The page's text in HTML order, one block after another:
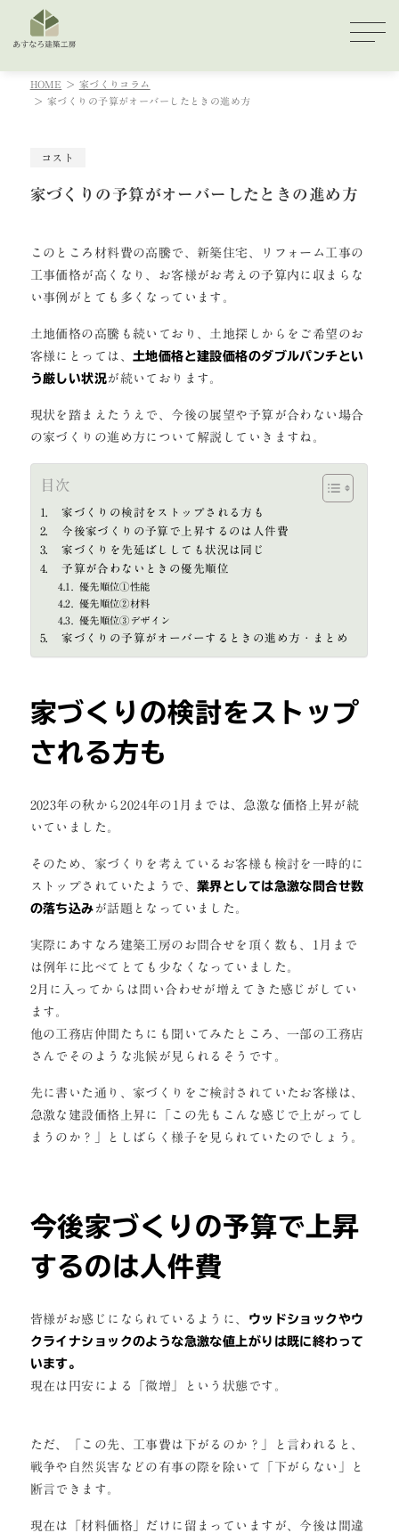
HOME
家づくりコラム
家づくりの予算がオーバーしたときの進め方
コスト
家づくりの予算がオーバーしたときの進め方
このところ材料費の高騰で、新築住宅、リフォーム工事の
工事価格が高くなり、お客様がお考えの予算内に収まらな
い事例がとても多くなっています。
土地価格の高騰も続いており、土地探しからをご希望のお
客様にとっては、 土地価格と建設価格のダブルパンチとい
う厳しい状況が続いております。
現状を踏まえたうえで、今後の展望や予算が合わない場合
の家づくりの進め方について解説していきますね。
目次
家づくりの検討をストップされる方も
今後家づくりの予算で上昇するのは人件費
家づくりを先延ばししても状況は同じ
予算が合わないときの優先順位
優先順位①性能
優先順位②材料
優先順位③デザイン
家づくりの予算がオーバーするときの進め方・まとめ
家づくりの検討をストップ
される方も
2023年の秋から2024年の1月までは、急激な価格上昇が続
いていました。
そのため、家づくりを考えているお客様も検討を一時的に
ストップされていたようで、業界としては急激な問合せ数
の落ち込み が話題となっていました。
実際にあすなろ建築工房のお問合せを頂く数も、1月まで
は例年に比べてとても少なくなっていました。
2月に入ってからは問い合わせが増えてきた感じがしてい
ます。
他の工務店仲間たちにも聞いてみたところ、一部の工務店
さんでそのような兆候が見られるそうです。
先に書いた通り、家づくりをご検討されていたお客様は、
急激な建設価格上昇に「この先もこんな感じで上がってし
まうのか？」としばらく様子を見られていたのでしょう。
今後家づくりの予算で上昇
するのは人件費
皆様がお感じになられているように、 ウッドショックやウ
クライナショックのような急激な値上がりは既に終わって
います。
現在は円安による「微増」という状態です。
ただ、「この先、工事費は下がるのか？」と言われると、
戦争や自然災害などの有事の際を除いて「下がらない」と
断言できます。
現在は「材料価格」だけに留まっていますが、今後は間違